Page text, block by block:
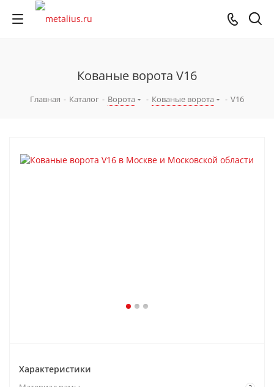
Кованые ворота V16
Главная - Каталог - Ворота - Кованые ворота - V16
Характеристики